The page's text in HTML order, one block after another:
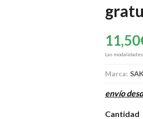
11,50
Las
Marca:
envío
Cantidad